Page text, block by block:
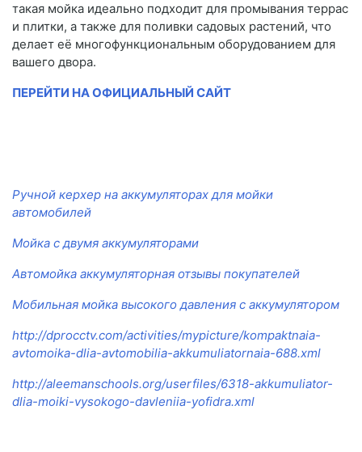
такая мойка идеально подходит для промывания террас
и плитки, а также для поливки садовых растений, что
делает её многофункциональным оборудованием для
вашего двора.
ПЕРЕЙТИ НА ОФИЦИАЛЬНЫЙ САЙТ
Ручной керхер на аккумуляторах для мойки
автомобилей
Мойка с двумя аккумуляторами
Автомойка аккумуляторная отзывы покупателей
Мобильная мойка высокого давления с аккумулятором
http://dprocctv.com/activities/mypicture/kompaktnaia-
avtomoika-dlia-avtomobilia-akkumuliatornaia-688.xml
http://aleemanschools.org/userfiles/6318-akkumuliator-
dlia-moiki-vysokogo-davleniia-yofidra.xml